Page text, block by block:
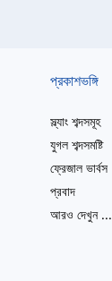
প্রকাশভঙ্গি
স্ল্যাং শব্দসমূহ
যুগল শব্দসমষ্টি
ফ্রেজাল ভার্বস
প্রবাদ
আরও দেখুন...